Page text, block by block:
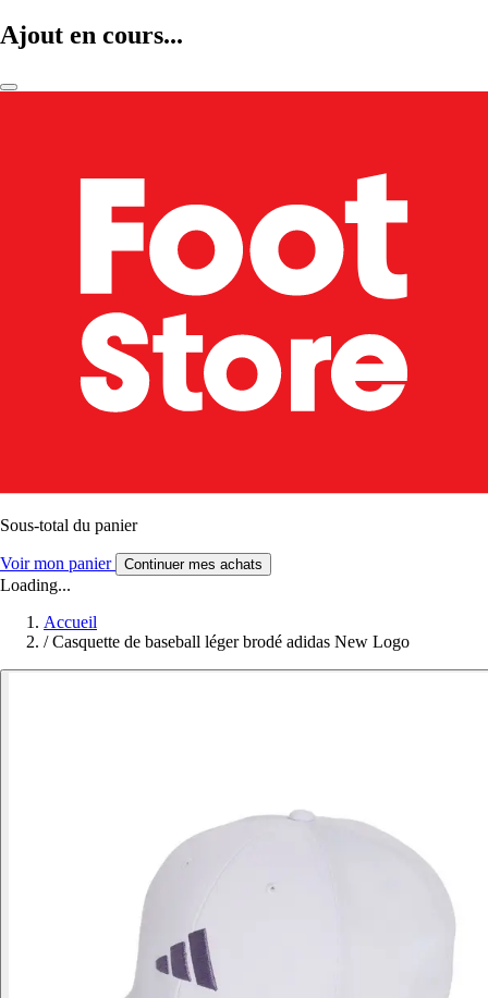
Ajout en cours...
Sous-total du panier
Voir mon panier Continuer mes achats
Loading...
Accueil
/ Casquette de baseball léger brodé adidas New Logo